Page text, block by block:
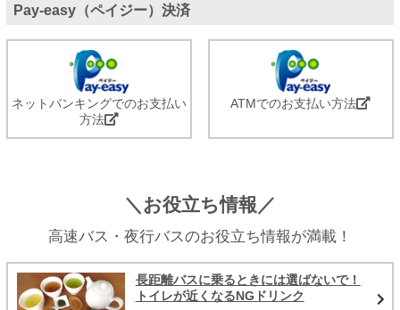
Pay-easy（ペイジー）決済
ネットバンキングでのお支払い
方法
ATMでのお支払い方法
＼お役立ち情報／
高速バス・夜行バスのお役立ち情報が満載！
長距離バスに乗るときには選ばないで！
トイレが近くなるNGドリンク